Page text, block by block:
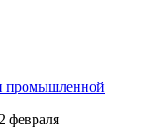
промышленной
февраля